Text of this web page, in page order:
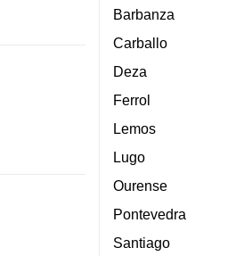
Barbanza
Carballo
Deza
Ferrol
Lemos
Lugo
Ourense
Pontevedra
Santiago